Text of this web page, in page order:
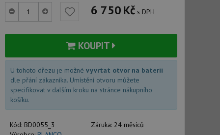
6 750Kč s DPH
KOUPIT
U tohoto dřezu je možné vyvrtat otvor na baterii
dle přání zákazníka. Umístění otvoru můžete
specifikovat v dalším kroku na stránce nákupního
košíku.
Kód: BD0055_3 Záruka:24 měsíců